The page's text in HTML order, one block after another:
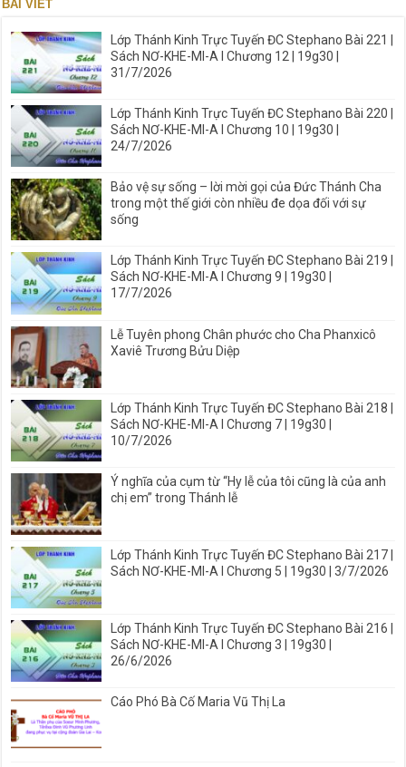
BÀI VIẾT
Lớp Thánh Kinh Trực Tuyến ĐC Stephano Bài 221 |
Sách NƠ-KHE-MI-A I Chương 12 | 19g30 |
31/7/2026
Lớp Thánh Kinh Trực Tuyến ĐC Stephano Bài 220 |
Sách NƠ-KHE-MI-A I Chương 10 | 19g30 |
24/7/2026
Bảo vệ sự sống – lời mời gọi của Đức Thánh Cha
trong một thế giới còn nhiều đe dọa đối với sự
sống
Lớp Thánh Kinh Trực Tuyến ĐC Stephano Bài 219 |
Sách NƠ-KHE-MI-A I Chương 9 | 19g30 |
17/7/2026
Lễ Tuyên phong Chân phước cho Cha Phanxicô
Xaviê Trương Bửu Diệp
Lớp Thánh Kinh Trực Tuyến ĐC Stephano Bài 218 |
Sách NƠ-KHE-MI-A I Chương 7 | 19g30 |
10/7/2026
Ý nghĩa của cụm từ “Hy lễ của tôi cũng là của anh
chị em” trong Thánh lễ
Lớp Thánh Kinh Trực Tuyến ĐC Stephano Bài 217 |
Sách NƠ-KHE-MI-A I Chương 5 | 19g30 | 3/7/2026
Lớp Thánh Kinh Trực Tuyến ĐC Stephano Bài 216 |
Sách NƠ-KHE-MI-A I Chương 3 | 19g30 |
26/6/2026
Cáo Phó Bà Cố Maria Vũ Thị La